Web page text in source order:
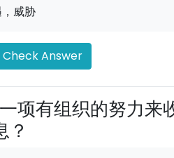
威胁
Check Answer
项有组织的努力来
？